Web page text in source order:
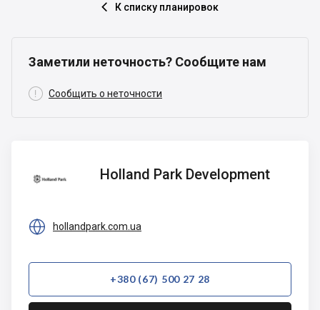
 К списку планировок
Заметили неточность? Сообщите нам
 Сообщить о неточности
Park
Holland Park Development
 hollandpark.com.ua
+380 (67) 500 27 28